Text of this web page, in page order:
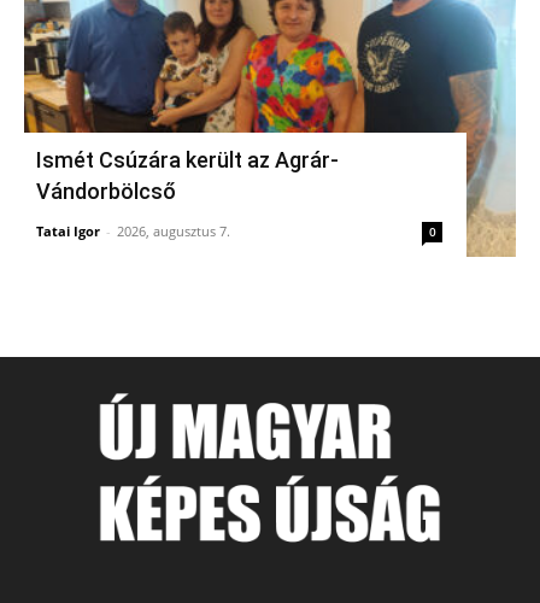
Ismét Csúzára került az Agrár-
Vándorbölcső
Tatai Igor - 2026, augusztus 7. 0